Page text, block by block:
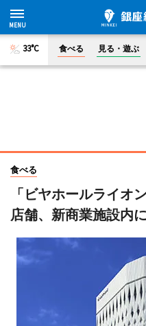
33°C 食べる 見る・遊ぶ
食べる
「ビヤホールライオ
店舗、新商業施設内